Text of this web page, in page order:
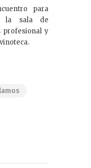
para
la sala de
profesional y